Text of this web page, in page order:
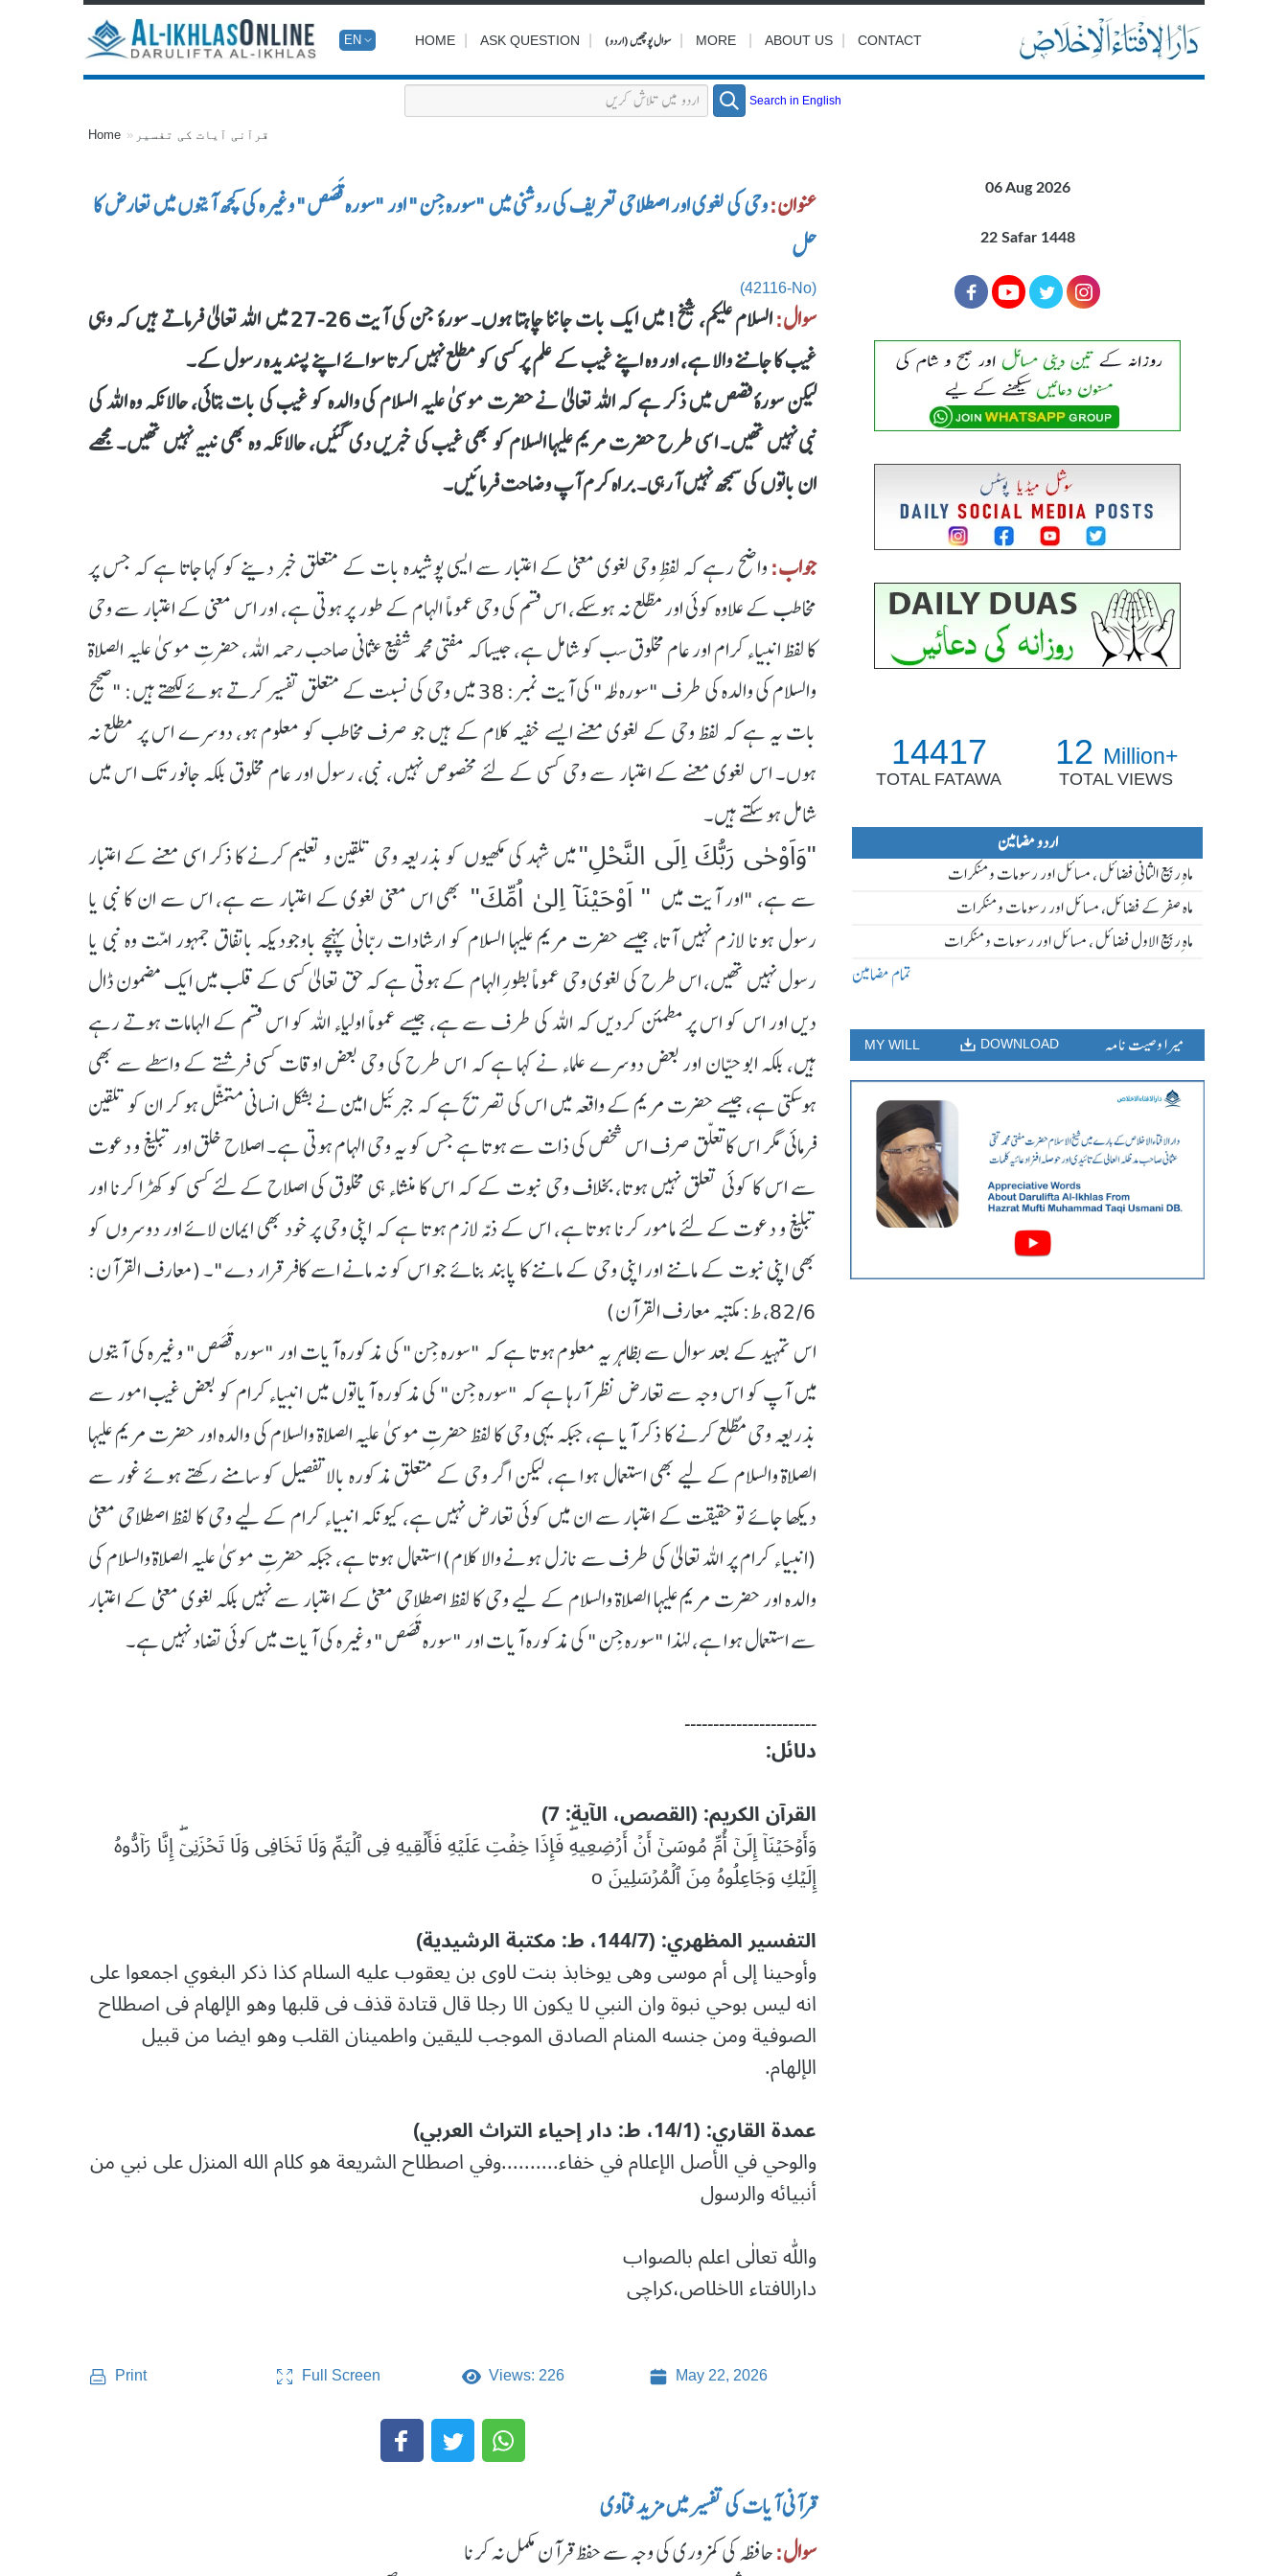
EN HOME ASK QUESTION سوال پوچھیں (اردو) MORE ABOUT US CONTACT
Search in English
Home قرآنی آیات کی تفسیر
عنوان:وحی کی لغوی اور اصطلاحی تعریف کی روشنی میں "سورہ جِن" اور "سورہ قَصَص" وغیرہ کی کچھ آیتوں میں تعارض کا
حل
(42116-No)
سوال:
السلام علیکم، شیخ! میں ایک بات جاننا چاہتا ہوں۔ سورۂ جن کی آیت 26-27 میں اللہ تعالیٰ فرماتے ہیں کہ وہی
غیب کا جاننے والا ہے، اور وہ اپنے غیب کے علم پر کسی کو مطلع نہیں کرتا سوائے اپنے پسندیدہ رسول کے۔
لیکن سورۂ قصص میں ذکر ہے کہ اللہ تعالیٰ نے حضرت موسیٰ علیہ السلام کی والدہ کو غیب کی بات بتائی، حالانکہ وہ اللہ کی
نبی نہیں تھیں۔ اسی طرح حضرت مریم علیہا السلام کو بھی غیب کی خبریں دی گئیں، حالانکہ وہ بھی نبیہ نہیں تھیں۔ مجھے
ان باتوں کی سمجھ نہیں آرہی۔ براہ کرم آپ وضاحت فرمائیں۔
جواب:واضح رہے کہ لفظِ وحی لغوی معنیٰ کے اعتبار سے ایسی پوشیدہ بات کے متعلق خبر دینے کو کہا جاتا ہے کہ جس پر
مخاطب کے علاوہ کوئی اور مطّلع نہ ہوسکے، اس قسم کی وحی عموماً الہام کے طور پر ہوتی ہے، اور اس معنی کے اعتبار سے وحی
کا لفظ انبیاء کرام اور عام مخلوق سب کو شامل ہے، جیساکہ مفتی محمد شفیع عثمانی صاحب رحمہ اللہ، حضرتِ موسیٰ علیہ الصلاۃ
والسلام کی والدہ کی طرف "سورہ طٰہ" کی آیت نمبر: 38 میں وحی کی نسبت کے متعلق تفسیر کرتے ہوئے لکھتے ہیں: "صحیح
بات یہ ہے کہ لفظ وحی کے لغوی معنے ایسے خفیہ کلام کے ہیں جو صرف مخاطب کو معلوم ہو، دوسرے اس پر مطلع نہ
ہوں۔ اس لغوی معنے کے اعتبار سے وحی کسی کے لئے مخصوص نہیں، نبی، رسول اور عام مخلوق بلکہ جانور تک اس میں
شامل ہوسکتے ہیں۔
"وَاَوْحٰى رَبُّكَ اِلَى النَّحْلِ"میں شہد کی مکھیوں کو بذریعہ وحی تلقین و تعلیم کرنے کا ذکر اسی معنے کے اعتبار
سے ہے، "اور آیت میں " اَوْحَيْنَآ اِلیٰ اُمِّكَ" بھی اس معنی لغوی کے اعتبار سے ہے، اس سے ان کا نبی یا
رسول ہونا لازم نہیں آتا، جیسے حضرت مریم علیہا السلام کو ارشادات ربّانی پہنچے باوجودیکہ باتفاق جمہور امّت وہ نبی یا
رسول نہیں تھیں، اس طرح کی لغوی وحی عموماً بطورِ الہام کے ہوتی ہے کہ حق تعالیٰ کسی کے قلب میں ایک مضمون ڈال
دیں اور اس کو اس پر مطمئن کردیں کہ اللہ کی طرف سے ہے، جیسے عموماً اولیاء اللہ کو اس قسم کے الہامات ہوتے رہے
ہیں، بلکہ ابو حیّان اور بعض دوسرے علماء نے کہا ہے کہ اس طرح کی وحی بعض اوقات کسی فرشتے کے واسطے سے بھی
ہوسکتی ہے، جیسے حضرت مریم کے واقعہ میں اس کی تصریح ہے کہ جبرئیل امین نے بشکل انسانی متمثّل ہو کر ان کو تلقین
فرمائی مگر اس کا تعلّق صرف اس شخص کی ذات سے ہوتا ہے جس کو یہ وحی الہام ہوتی ہے۔ اصلاح خلق اور تبلیغ و دعوت
سے اس کا کوئی تعلق نہیں ہوتا، بخلاف وحی نبوت کے کہ اس کا منشاء ہی مخلوق کی اصلاح کے لئے کسی کو کھڑا کرنا اور
تبلیغ و دعوت کے لئے مامور کرنا ہوتا ہے، اس کے ذمّہ لازم ہوتا ہے کہ اپنی وحی پر خود بھی ایمان لائے اور دوسروں کو
بھی اپنی نبوت کے ماننے اور اپنی وحی کے ماننے کا پابند بنائے جو اس کو نہ مانے اسے کافر قرار دے"۔ (معارف القرآن:
82/6، ط: مکتبہ معارف القرآن)
اس تمہید کے بعد سوال سے بظاہر یہ معلوم ہوتا ہے کہ "سورہ جِن" کی مذکورہ آیات اور "سورہ قَصَص" وغیرہ کی آیتوں
میں آپ کو اس وجہ سے تعارض نظر آرہا ہے کہ "سورہ جِن" کی مذکورہ آیاتوں میں انبیاء کرام کو بعض غیب امور سے
بذریعہ وحی مُطّلع کرنے کا ذکر آیا ہے، جبکہ یہی وحی کا لفظ حضرتِ موسیٰ علیہ الصلاۃ والسلام کی والدہ اور حضرت مریم علیہا
الصلاۃ والسلام کے لیے بھی استعمال ہوا ہے، لیکن اگر وحی کے متعلق مذکورہ بالا تفصیل کو سامنے رکھتے ہوئے غور سے
دیکھا جائے تو حقیقت کے اعتبار سے ان میں کوئی تعارض نہیں ہے، کیونکہ انبیاء کرام کے لیے وحی کا لفظ اصطلاحی معنیٰ
(انبیاء کرام پر اللہ تعالیٰ کی طرف سے نازل ہونے والا کلام) استعمال ہوتا ہے، جبکہ حضرتِ موسیٰ علیہ الصلاۃ والسلام کی
والدہ اور حضرت مریم علیہا الصلاۃ والسلام کے لیے وحی کا لفظ اصطلاحی معنیٰ کے اعتبار سے نہیں بلکہ لغوی معنیٰ کے اعتبار
سے استعمال ہوا ہے، لہٰذا "سورہ جِن" کی مذکورہ آیات اور "سورہ قَصَص" وغیرہ کی آیات میں کوئی تضاد نہیں ہے۔
۔۔۔۔۔۔۔۔۔۔۔۔۔۔۔۔۔۔۔۔۔۔۔
دلائل:
القرآن الكريم: (القصص، الآية: 7)
وَأَوۡحَیۡنَاۤ إِلَىٰۤ أُمِّ مُوسَىٰۤ أَنۡ أَرۡضِعِیهِۖ فَإِذَا خِفۡتِ عَلَیۡهِ فَأَلۡقِیهِ فِی ٱلۡیَمِّ وَلَا تَخَافِی وَلَا تَحۡزَنِیۤۖ إِنَّا رَاۤدُّوهُ
إِلَیۡكِ وَجَاعِلُوهُ مِنَ ٱلۡمُرۡسَلِینَ o
التفسير المظهري: (144/7، ط: مكتبة الرشيدية)
وأوحينا إلى أم موسى وهى يوخابذ بنت لاوى بن يعقوب عليه السلام كذا ذكر البغوي اجمعوا على
انه ليس بوحي نبوة وان النبي لا يكون الا رجلا قال قتادة قذف فى قلبها وهو الإلهام فى اصطلاح
الصوفية ومن جنسه المنام الصادق الموجب لليقين واطمينان القلب وهو ايضا من قبيل
الإلهام.
عمدة القاري: (14/1، ط: دار إحياء التراث العربي)
والوحي في الأصل الإعلام في خفاء..........وفي اصطلاح الشريعة هو كلام الله المنزل على نبي من
أنبيائه والرسول
واللّٰه تعالٰی اعلم بالصواب
دارالافتاء الاخلاص،کراچی
Print Full Screen Views: 226 May 22, 2026
قرآنی آیات کی تفسیر میں مزید فتاوی
سوال:حافظہ کی کمزوری کی وجہ سے حفظ قرآن مکمل نہ کرنا
06 Aug 2026
22 Safar 1448
14417
TOTAL FATAWA
12 Million+
TOTAL VIEWS
اردو مضامین
ماہ ِربیع الثانی فضائل ، مسائل اور رسومات و منکرات
ماہ صفر کے فضائل، مسائل اور رسومات و منکرات
ماہ ِربیع الاول فضائل ، مسائل اور رسومات و منکرات
تمام مضامین
MY WILL DOWNLOAD میرا وصیت نامہ